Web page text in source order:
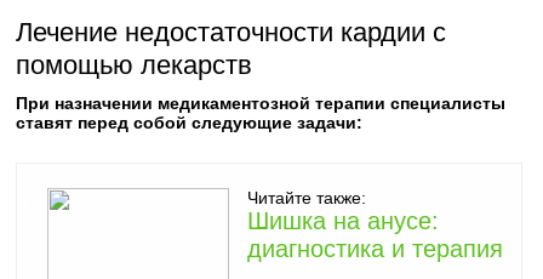
Лечение недостаточности кардии с
помощью лекарств
При назначении медикаментозной терапии специалисты
ставят перед собой следующие задачи:
Читайте также:
Шишка на анусе:
диагностика и терапия